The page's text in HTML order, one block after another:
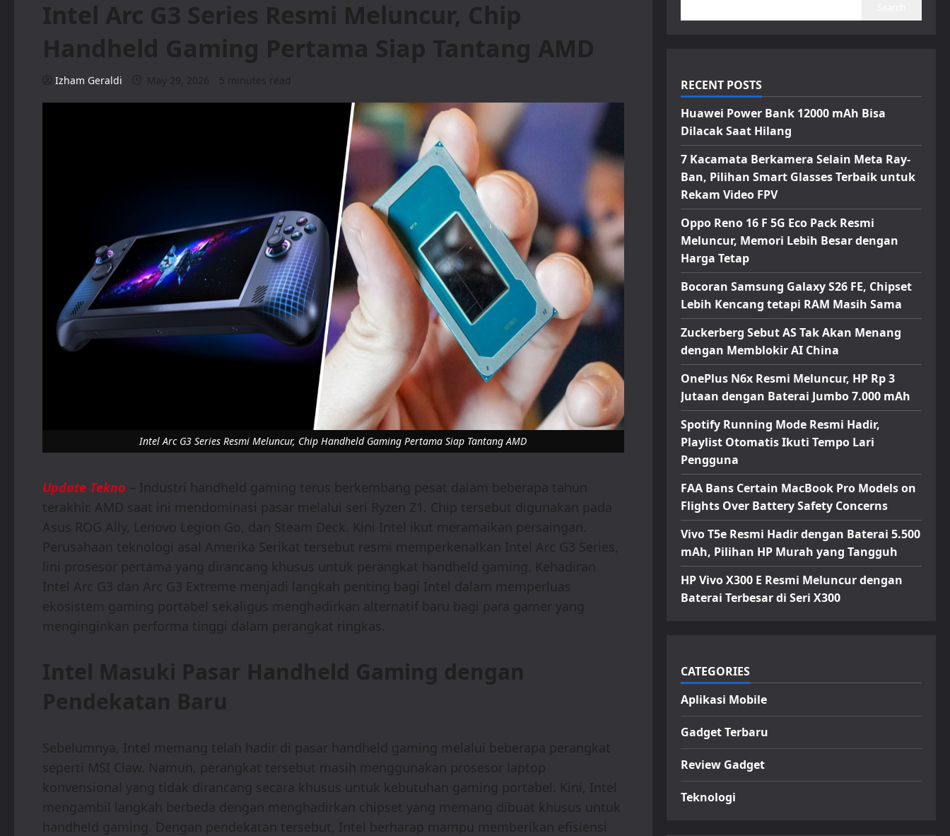
Intel Arc G3 Series Resmi Meluncur, Chip
Handheld Gaming Pertama Siap Tantang AMD
Izham Geraldi May 29, 2026 5 minutes read
Intel Arc G3 Series Resmi Meluncur, Chip Handheld Gaming Pertama Siap Tantang AMD
Update Tekno – Industri handheld gaming terus berkembang pesat dalam beberapa tahun
terakhir. AMD saat ini mendominasi pasar melalui seri Ryzen Z1. Chip tersebut digunakan pada
Asus ROG Ally, Lenovo Legion Go, dan Steam Deck. Kini Intel ikut meramaikan persaingan.
Perusahaan teknologi asal Amerika Serikat tersebut resmi memperkenalkan Intel Arc G3 Series,
lini prosesor pertama yang dirancang khusus untuk perangkat handheld gaming. Kehadiran
Intel Arc G3 dan Arc G3 Extreme menjadi langkah penting bagi Intel dalam memperluas
ekosistem gaming portabel sekaligus menghadirkan alternatif baru bagi para gamer yang
menginginkan performa tinggi dalam perangkat ringkas.
Intel Masuki Pasar Handheld Gaming dengan
Pendekatan Baru
Sebelumnya, Intel memang telah hadir di pasar handheld gaming melalui beberapa perangkat
seperti MSI Claw. Namun, perangkat tersebut masih menggunakan prosesor laptop
konvensional yang tidak dirancang secara khusus untuk kebutuhan gaming portabel. Kini, Intel
mengambil langkah berbeda dengan menghadirkan chipset yang memang dibuat khusus untuk
handheld gaming. Dengan pendekatan tersebut, Intel berharap mampu memberikan efisiensi
RECENT POSTS
Huawei Power Bank 12000 mAh Bisa
Dilacak Saat Hilang
7 Kacamata Berkamera Selain Meta Ray-
Ban, Pilihan Smart Glasses Terbaik untuk
Rekam Video FPV
Oppo Reno 16 F 5G Eco Pack Resmi
Meluncur, Memori Lebih Besar dengan
Harga Tetap
Bocoran Samsung Galaxy S26 FE, Chipset
Lebih Kencang tetapi RAM Masih Sama
Zuckerberg Sebut AS Tak Akan Menang
dengan Memblokir AI China
OnePlus N6x Resmi Meluncur, HP Rp 3
Jutaan dengan Baterai Jumbo 7.000 mAh
Spotify Running Mode Resmi Hadir,
Playlist Otomatis Ikuti Tempo Lari
Pengguna
FAA Bans Certain MacBook Pro Models on
Flights Over Battery Safety Concerns
Vivo T5e Resmi Hadir dengan Baterai 5.500
mAh, Pilihan HP Murah yang Tangguh
HP Vivo X300 E Resmi Meluncur dengan
Baterai Terbesar di Seri X300
CATEGORIES
Aplikasi Mobile
Gadget Terbaru
Review Gadget
Teknologi